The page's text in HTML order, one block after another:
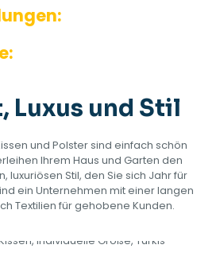
Luxus und Stil
und Polster sind einfach schön
Ihrem Haus und Garten den
Stil, den Sie sich Jahr für
ein Unternehmen mit einer langen
Textilien für gehobene Kunden.